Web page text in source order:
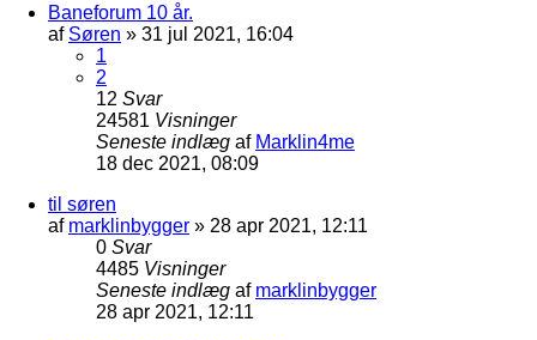
Baneforum 10 år.
af Søren » 31 jul 2021, 16:04
1
2
12 Svar
24581 Visninger
Seneste indlæg af Marklin4me
18 dec 2021, 08:09
til søren
af marklinbygger » 28 apr 2021, 12:11
0 Svar
4485 Visninger
Seneste indlæg af marklinbygger
28 apr 2021, 12:11